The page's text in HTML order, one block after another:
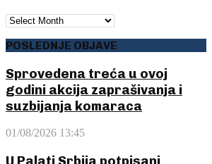
ARHIVA
POSLEDNJE OBJAVE
Sprovedena treća u ovoj
godini akcija zaprašivanja i
suzbijanja komaraca
01/08/2026 13:45